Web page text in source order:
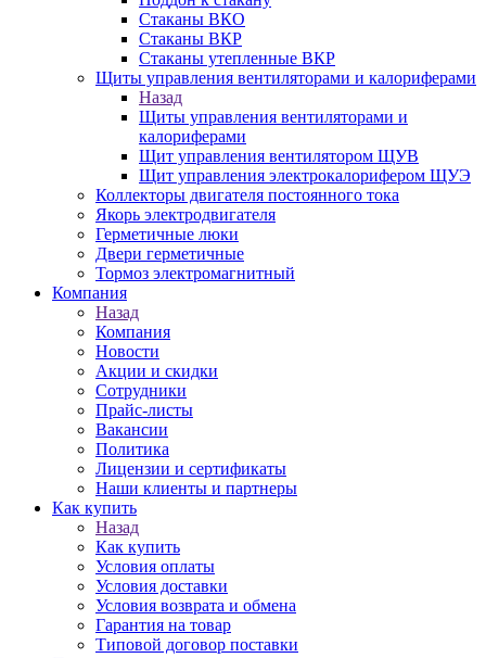
Стаканы ВКО
Стаканы ВКР
Стаканы утепленные ВКР
Щиты управления вентиляторами и калориферами
Назад
Щиты управления вентиляторами и
калориферами
Щит управления вентилятором ЩУВ
Щит управления электрокалорифером ЩУЭ
Коллекторы двигателя постоянного тока
Якорь электродвигателя
Герметичные люки
Двери герметичные
Тормоз электромагнитный
Компания
Назад
Компания
Новости
Акции и скидки
Сотрудники
Прайс-листы
Вакансии
Политика
Лицензии и сертификаты
Наши клиенты и партнеры
Как купить
Назад
Как купить
Условия оплаты
Условия доставки
Условия возврата и обмена
Гарантия на товар
Типовой договор поставки